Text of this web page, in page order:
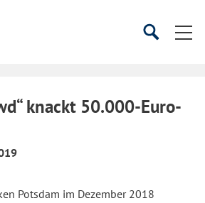
SucheSuche
knackt 50.000-Euro-
Potsdam im Dezember 2018